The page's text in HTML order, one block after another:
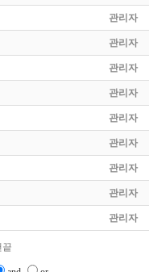
관리자
관리자
관리자
관리자
관리자
관리자
관리자
관리자
관리자